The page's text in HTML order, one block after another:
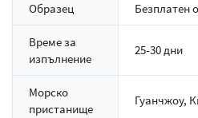
Образец Безплатен
Време за
изпълнение
25-30 дни
Морско
пристанище
Гуанчжоу,